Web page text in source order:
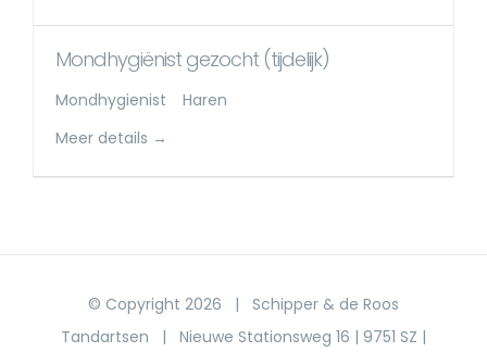
Mondhygiënist gezocht (tijdelijk)
Mondhygienist
Haren
Meer details
© Copyright 2026 | Schipper & de Roos
Tandartsen | Nieuwe Stationsweg 16 | 9751 SZ |